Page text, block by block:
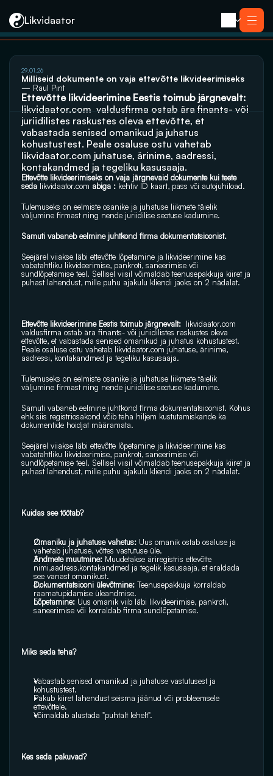
Likvidaator
Teenused
Likvideerimine koos müügiga
Likvideerimine
Saneerimine
Pankrotimenetlus
E-residendi ettevõtte sulgemine
Kontakt
29.01.26
Milliseid dokumente on vaja ettevõtte likvideerimiseks
— Raul Pint
Ettevõtte likvideerimine Eestis toimub järgnevalt:
likvidaator.com valdusfirma ostab ära finants- või
juriidilistes raskustes oleva ettevõtte, et
vabastada senised omanikud ja juhatus
likvidaator.com juhatuse, ärinime, aadressi,
kontakandmed ja tegeliku kasusaaja.
Ettevõtte likvideerimiseks on vaja järgnevaid dokumente kui teete
seda likvidaator.com abiga : kehtiv ID kaart, pass või autojuhiload.
Tulemuseks on eelmiste osanike ja juhatuse liikmete täielik
väljumine firmast ning nende juriidilise seotuse kadumine.
Samuti vabaneb eelmine juhtkond firma dokumentatsioonist.
Seejärel viiakse läbi ettevõtte lõpetamine ja likvideerimine kas
vabatahtliku likvideerimise, pankroti, saneerimise või
sundlõpetamise teel. Sellisel viisil võimaldab teenusepakkuja kiiret ja
puhast lahendust, mille puhu ajakulu kliendi jaoks on 2 nädalat.
Ettevõtte likvideerimine Eestis toimub järgnevalt: likvidaator.com
valdusfirma ostab ära finants- või juriidilistes raskustes oleva
ettevõtte, et vabastada senised omanikud ja juhatus kohustustest.
Peale osaluse ostu vahetab likvidaator.com juhatuse, ärinime,
aadressi, kontakandmed ja tegeliku kasusaaja.
Tulemuseks on eelmiste osanike ja juhatuse liikmete täielik
väljumine firmast ning nende juriidilise seotuse kadumine.
Samuti vabaneb eelmine juhtkond firma dokumentatsioonist. Kohus
ehk siis registriosakond võib teha hiljem kustutamiskande ka
dokumentide hoidjat määramata.
Seejärel viiakse läbi ettevõtte lõpetamine ja likvideerimine kas
vabatahtliku likvideerimise, pankroti, saneerimise või
sundlõpetamise teel. Sellisel viisil võimaldab teenusepakkuja kiiret ja
puhast lahendust, mille puhu ajakulu kliendi jaoks on 2 nädalat.
Kuidas see töötab?
Omaniku ja juhatuse vahetus: Uus omanik ostab osaluse ja
vahetab juhatuse, võttes vastutuse üle.
Andmete muutmine: Muudetakse äriregistris ettevõtte
nimi,aadress,kontakandmed ja tegelik kasusaaja, et eraldada
see vanast omanikust.
Dokumentatsiooni ülevõtmine: Teenusepakkuja korraldab
raamatupidamise üleandmise.
Lõpetamine: Uus omanik viib läbi likvideerimise, pankroti,
saneerimise või korraldab firma sundlõpetamise.
Miks seda teha?
Vabastab senised omanikud ja juhatuse vastutusest ja
kohustustest.
Pakub kiiret lahendust seisma jäänud või probleemsele
ettevõttele.
Võimaldab alustada "puhtalt lehelt".
Kes seda pakuvad?